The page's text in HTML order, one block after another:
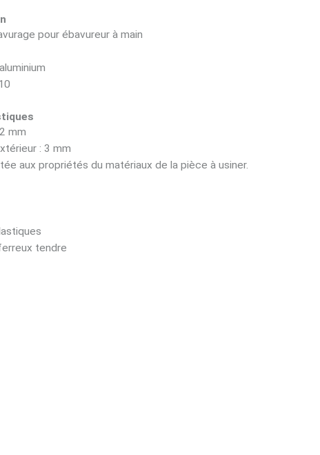
pour ébavureur à main
mm
: 3 mm
aux propriétés du matériaux de la pièce à usiner.
tendre